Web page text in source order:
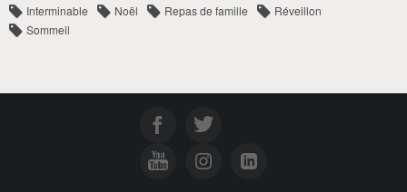
Interminable
Noël Repas de famille
Réveillon
Sommeil